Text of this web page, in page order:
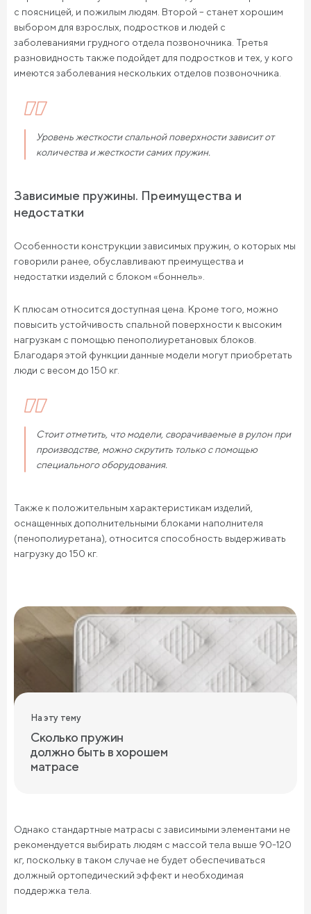
с поясницей, и пожилым людям. Второй – станет хорошим
выбором для взрослых, подростков и людей с
заболеваниями грудного отдела позвоночника. Третья
разновидность также подойдет для подростков и тех, у кого
имеются заболевания нескольких отделов позвоночника.
Уровень жесткости спальной поверхности зависит от
количества и жесткости самих пружин.
Зависимые пружины. Преимущества и
недостатки
Особенности конструкции зависимых пружин, о которых мы
говорили ранее, обуславливают преимущества и
недостатки изделий с блоком «боннель».
К плюсам относится доступная цена. Кроме того, можно
повысить устойчивость спальной поверхности к высоким
нагрузкам с помощью пенополиуретановых блоков.
Благодаря этой функции данные модели могут приобретать
люди с весом до 150 кг.
Стоит отметить, что модели, сворачиваемые в рулон при
производстве, можно скрутить только с помощью
специального оборудования.
Также к положительным характеристикам изделий,
оснащенных дополнительными блоками наполнителя
(пенополиуретана), относится способность выдерживать
нагрузку до 150 кг.
На эту тему
Сколько пружин
должно быть в хорошем
матрасе
Однако стандартные матрасы с зависимыми элементами не
рекомендуется выбирать людям с массой тела выше 90-120
кг, поскольку в таком случае не будет обеспечиваться
должный ортопедический эффект и необходимая
поддержка тела.